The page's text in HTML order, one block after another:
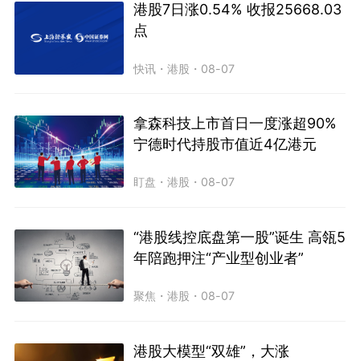
港股7日涨0.54% 收报25668.03
点
快讯 ・港股 ・ 08-07
拿森科技上市首日一度涨超90%
宁德时代持股市值近4亿港元
盯盘 ・港股 ・ 08-07
“港股线控底盘第一股”诞生 高瓴5
年陪跑押注“产业型创业者”
聚焦 ・港股 ・ 08-07
港股大模型“双雄”，大涨